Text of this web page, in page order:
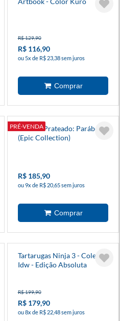
R$ 129,90
R$ 116,90
ou 5x de R$ 23,38 sem juros
PRÉ-VENDA
Surfista Prateado: Parábola
(Epic Collection)
R$ 185,90
ou 9x de R$ 20,65 sem juros
Tartarugas Ninja 3 - Coleção
Idw - Edição Absoluta
R$ 199,90
R$ 179,90
ou 8x de R$ 22,48 sem juros